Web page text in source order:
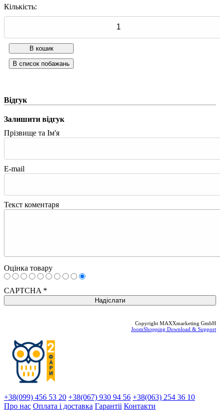
Кількість:
Відгук
Залишити відгук
Прізвище та Ім'я
E-mail
Текст коментаря
Оцінка товару
CAPTCHA *
Copyright MAXXmarketing GmbH
JoomShopping Download & Support
+38(099) 456 53 20 +38(067) 930 94 56 +38(063) 254 36 10
Про нас Оплата і доставка Гарантіi Контакти